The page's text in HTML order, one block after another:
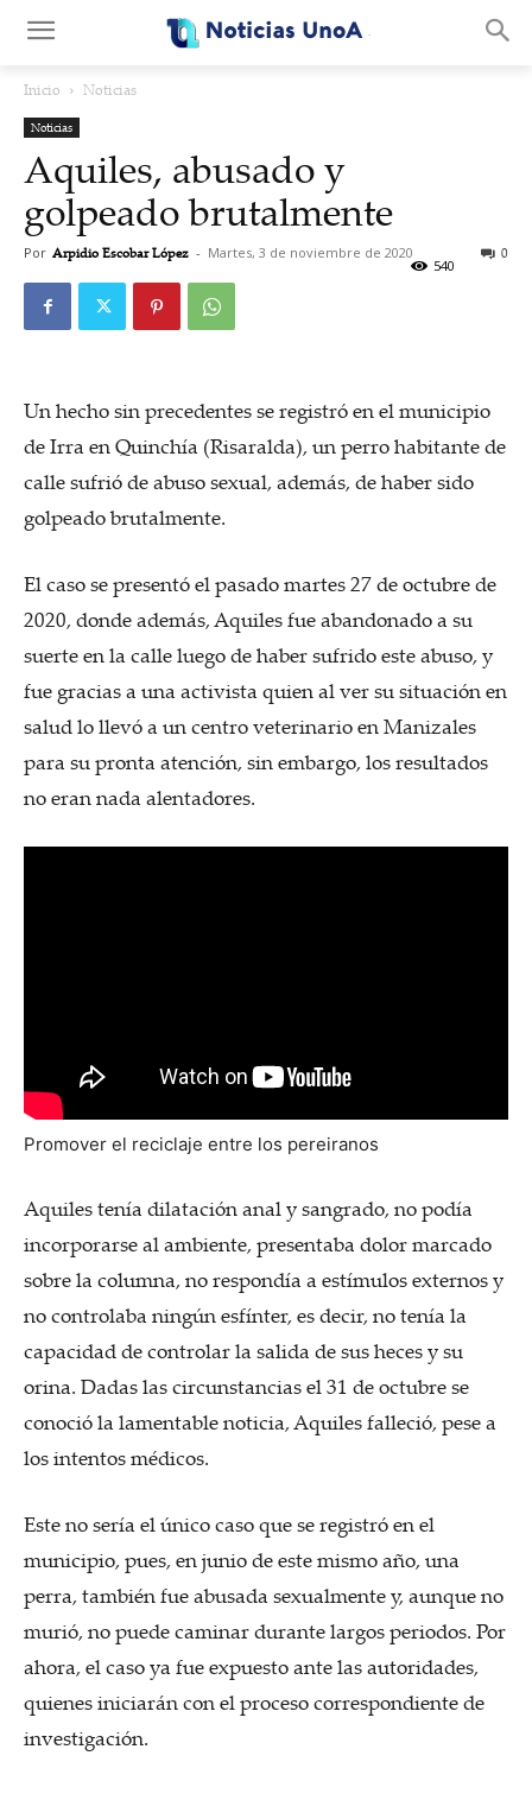
Inicio Noticias
Noticias
Aquiles, abusado y
golpeado brutalmente
Por Arpidio Escobar López - Martes, 3 de noviembre de 2020 0
540
Un hecho sin precedentes se registró en el municipio
de Irra en Quinchía (Risaralda), un perro habitante de
calle sufrió de abuso sexual, además, de haber sido
golpeado brutalmente.
El caso se presentó el pasado martes 27 de octubre de
2020, donde además, Aquiles fue abandonado a su
suerte en la calle luego de haber sufrido este abuso, y
fue gracias a una activista quien al ver su situación en
salud lo llevó a un centro veterinario en Manizales
para su pronta atención, sin embargo, los resultados
no eran nada alentadores.
Promover el reciclaje entre los pereiranos
Aquiles tenía dilatación anal y sangrado, no podía
incorporarse al ambiente, presentaba dolor marcado
sobre la columna, no respondía a estímulos externos y
no controlaba ningún esfínter, es decir, no tenía la
capacidad de controlar la salida de sus heces y su
orina. Dadas las circunstancias el 31 de octubre se
conoció la lamentable noticia, Aquiles falleció, pese a
los intentos médicos.
Este no sería el único caso que se registró en el
municipio, pues, en junio de este mismo año, una
perra, también fue abusada sexualmente y, aunque no
murió, no puede caminar durante largos periodos. Por
ahora, el caso ya fue expuesto ante las autoridades,
quienes iniciarán con el proceso correspondiente de
investigación.